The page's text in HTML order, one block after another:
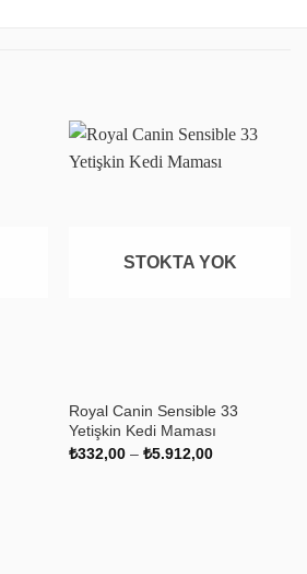
STOKTA YOK
Royal Canin Sensible 33
Yetişkin Kedi Maması
₺332,00 –₺5.912,00Fiyat